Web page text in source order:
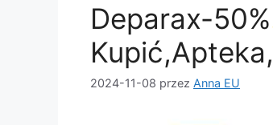
o
k
n
Deparax-50%
2024-11-08 przez Anna EU